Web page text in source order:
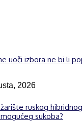
uoči izbora ne bi li
2026
ruskog
sukoba?